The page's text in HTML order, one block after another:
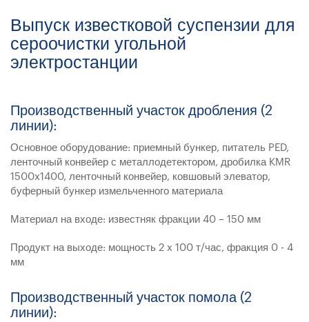
Выпуск известковой суспензии для
сероочистки угольной
электростанции
Производственный участок дробления (2
линии):
Основное оборудование: приемный бункер, питатель PED,
ленточный конвейер с металлодетектором, дробилка KMR
1500x1400, ленточный конвейер, ковшовый элеватор,
буферный бункер измельченного материала
Материал на входе: известняк фракции 40 – 150 мм
Продукт на выходе: мощность 2 x 100 т/час, фракция 0 - 4
мм
Производственный участок помола (2
линии):